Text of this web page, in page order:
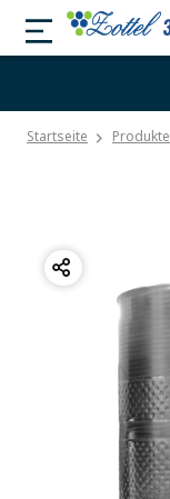
Startseite Produkte